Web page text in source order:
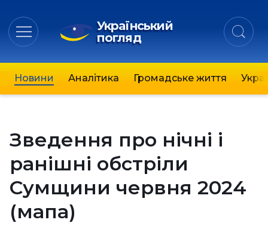
Український
погляд
Новини Аналітика Громадське життя
Зведення про нічні і
ранішні обстріли
Сумщини червня 2024
(мапа)